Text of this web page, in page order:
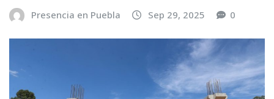
Presencia en Puebla Sep 29, 2025 0